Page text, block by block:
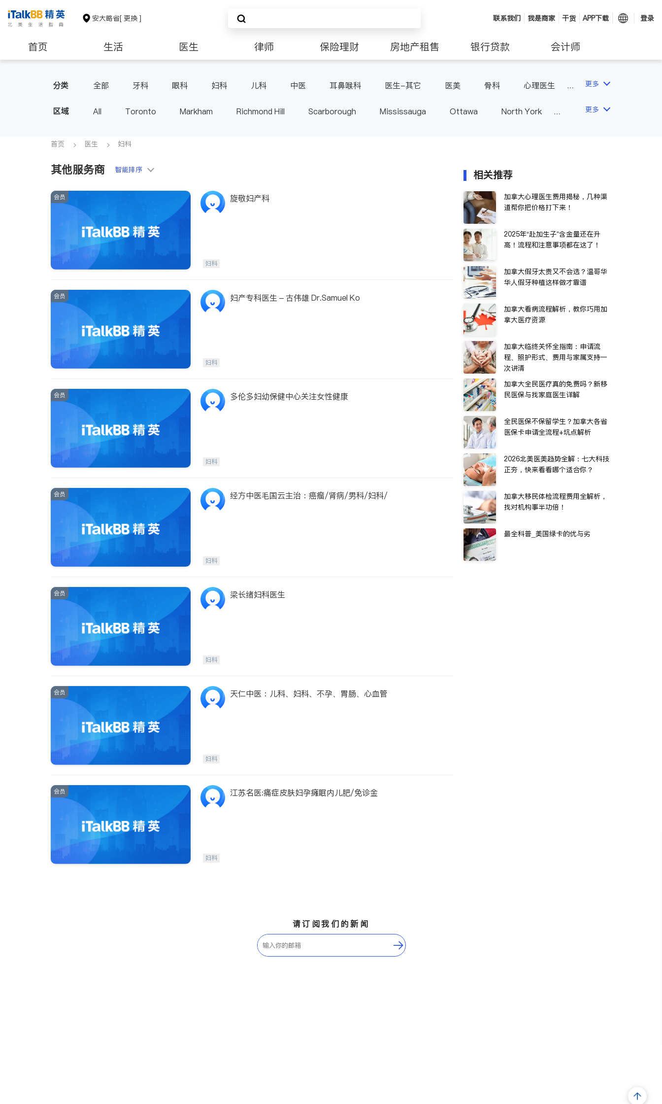
安大略省[ 更换 ] 联系我们 我是商家 干货 APP下载 登录
首页 生活 医生 律师 保险理财 房地产租售 银行贷款 会计师
分类 全部 牙科 眼科 妇科 儿科 中医 耳鼻喉科 医生-其它 医美 骨科
心理医生
更多
区域 All Toronto Markham Richmond Hill Scarborough Mississauga Ottawa
North York
Aurora
更多
首页 医生 妇科
其他服务商 智能排序
会员 旋敬妇产科
妇科
会员 妇产专科医生 – 古伟雄 Dr.Samuel Ko
妇科
会员 多伦多妇幼保健中心关注女性健康
妇科
会员 经方中医毛国云主治：癌瘤/肾病/男科/妇科/
妇科
会员 梁长绪妇科医生
妇科
会员 天仁中医：儿科、妇科、不孕、胃肠、心血管
妇科
会员 江苏名医:痛症皮肤妇孕瘫眠内儿肥/免诊金
妇科
相关推荐
加拿大心理医生费用揭秘，几种渠
道帮你把价格打下来！
2025年“赴加生子”含金量还在升
高！流程和注意事项都在这了！
加拿大假牙太贵又不会选？温哥华
华人假牙种植这样做才靠谱
加拿大看病流程解析，教你巧用加
拿大医疗资源
加拿大临终关怀全指南：申请流
程、照护形式、费用与家属支持一
次讲清
加拿大全民医疗真的免费吗？新移
民医保与找家庭医生详解
全民医保不保留学生？加拿大各省
医保卡申请全流程+坑点解析
2026北美医美趋势全解：七大科技
正夯，快来看看哪个适合你？
加拿大移民体检流程费用全解析，
找对机构事半功倍！
最全科普_美国绿卡的优与劣
请订阅我们的新闻